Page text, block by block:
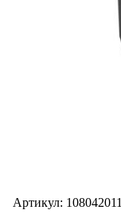
Артикул: 108042011